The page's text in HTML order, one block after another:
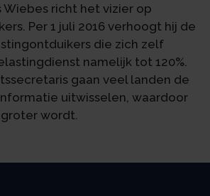
Wiebes richt het vizier op
Per 1 juli 2016 verhoogt hij de
die zich zelf
namelijk tot 120%.
gaan veel landen de
uitwisselen, waardoor
wordt.